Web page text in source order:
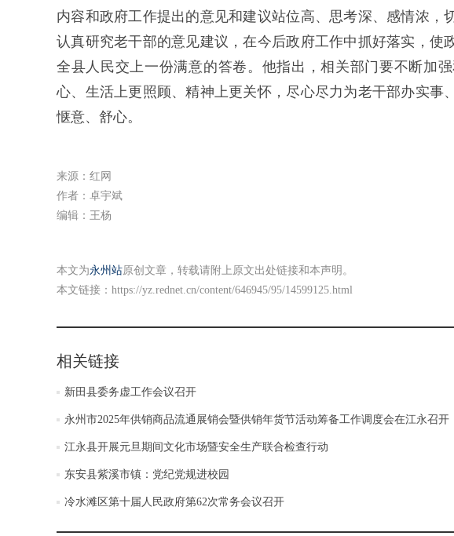
内容和政府工作提出的意见和建议站位高、思考深、感情浓，
认真研究老干部的意见建议，在今后政府工作中抓好落实，使
全县人民交上一份满意的答卷。他指出，相关部门要不断加
心、生活上更照顾、精神上更关怀，尽心尽力为老干部办实事
惬意、舒心。
来源：红网
作者：卓宇斌
编辑：王杨
本文为永州站原创文章，转载请附上原文出处链接和本声明。
本文链接： https://yz.rednet.cn/content/646945/95/14599125.html
相关链接
新田县委务虚工作会议召开
永州市2025年供销商品流通展销会暨供销年货节活动筹备工作调度会在江永召开
江永县开展元旦期间文化市场暨安全生产联合检查行动
东安县紫溪市镇：党纪党规进校园
冷水滩区第十届人民政府第62次常务会议召开